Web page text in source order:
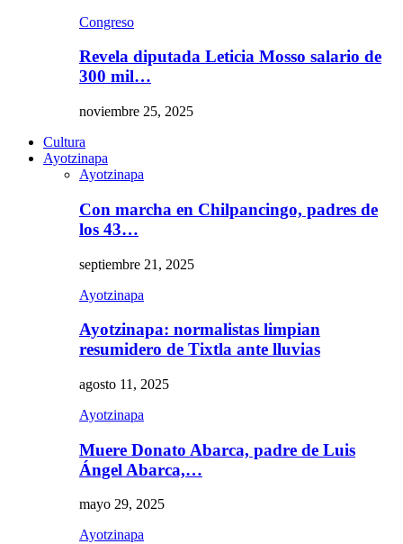
Congreso
Revela diputada Leticia Mosso salario de
300 mil…
noviembre 25, 2025
Cultura
Ayotzinapa
Ayotzinapa
Con marcha en Chilpancingo, padres de
los 43…
septiembre 21, 2025
Ayotzinapa
Ayotzinapa: normalistas limpian
resumidero de Tixtla ante lluvias
agosto 11, 2025
Ayotzinapa
Muere Donato Abarca, padre de Luis
Ángel Abarca,…
mayo 29, 2025
Ayotzinapa